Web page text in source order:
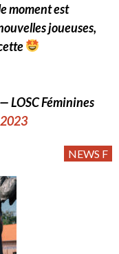
moment est
joueuses,
— LOSC Féminines
NEWS F